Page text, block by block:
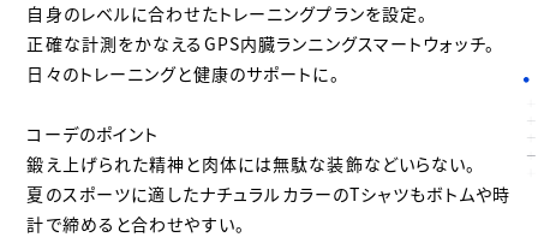
自身のレベルに合わせたトレーニングプランを設定。
正確な計測をかなえるGPS内臓ランニングスマートウォッチ。
日々のトレーニングと健康のサポートに。
コーデのポイント
鍛え上げられた精神と肉体には無駄な装飾などいらない。
夏のスポーツに適したナチュラルカラーのTシャツもボトムや時
計で締めると合わせやすい。